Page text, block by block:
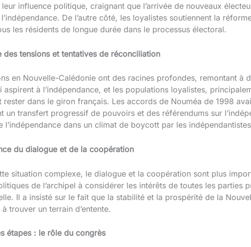
leur influence politique, craignant que l’arrivée de nouveaux
De l’autre côté, les loyalistes soutiennent la
les résidents de longue durée dans le processus électoral.
des tensions et tentatives de réconciliation
en Nouvelle-Calédonie ont des racines profondes, remontant à
aspirent à l’indépendance, et les populations loyalistes,
rester dans le giron français. Les accords de Nouméa de 1998
un transfert progressif de pouvoirs et des référendums sur
l’indépendance dans un climat de boycott par les
du dialogue et de la coopération
situation complexe, le dialogue et la coopération sont plus
de l’archipel à considérer les intérêts de toutes les parties
Il a insisté sur le fait que la stabilité et la prospérité de la
trouver un terrain d’entente.
étapes : le rôle du congrès